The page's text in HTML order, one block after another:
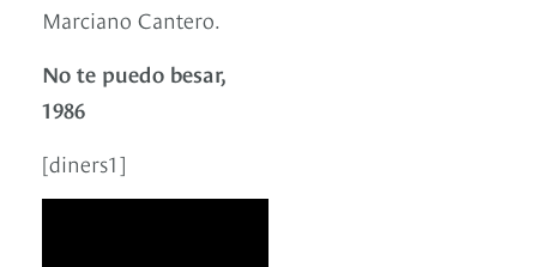
Marciano Cantero.
No te puedo besar,
1986
[diners1]